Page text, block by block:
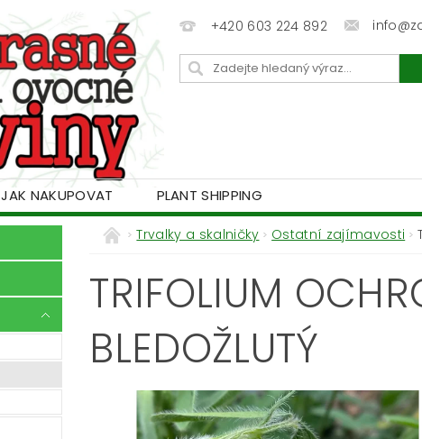
+420 603 224 892
JAK NAKUPOVAT PLANT SHIPPING
Trvalky a skalničky Ostatní zajímavosti
TRIFOLIUM
BLEDOŽLUTÝ